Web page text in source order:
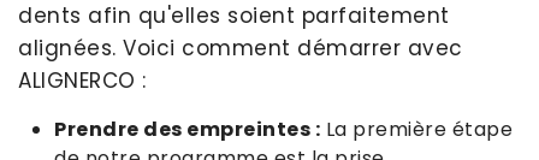
dents afin qu'elles soient parfaitement
alignées. Voici comment démarrer avec
ALIGNERCO :
Prendre des empreintes : La première étape